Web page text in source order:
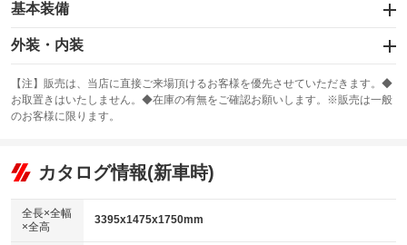
基本装備
エアバッグ：運転席/助手席
：装備あり
：装備あり
サンルーフ
：装備なし ABS
リフトアップ
：装備なし
：装備なし
パワーウィンドウ
外装・内装
カーナビ：HDDナビ
：装備あり
TV：ワンセグ
：装備あり
ビジュアル：-／DVD再生
：装備あり
アルミホイール：14インチ
：装備あり
【注】販売は、当店に直接ご来場頂けるお客様を優先させていただきます。◆
お取置きはいたしません。◆在庫の有無をご確認お願いします。※販売は一般
のお客様に限ります。
カタログ情報(新車時)
全長×全幅
×全高
3395x1475x1750mm